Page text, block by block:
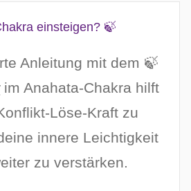
einsteigen? 🍃
Anleitung mit dem 🍃
im Anahata-Chakra hilft
Löse-Kraft zu
innere Leichtigkeit
zu verstärken.